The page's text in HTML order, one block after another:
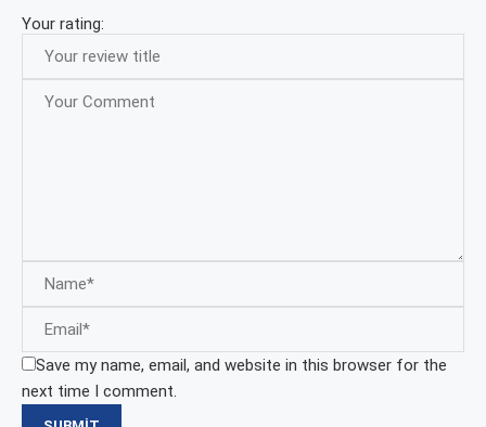
Your rating:
Save my name, email, and website in this browser for the
next time I comment.